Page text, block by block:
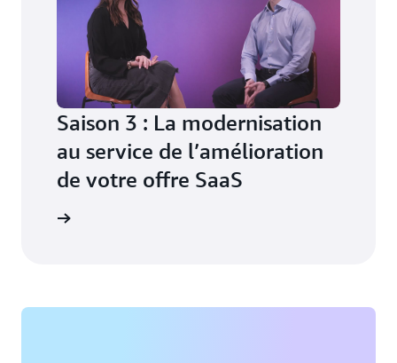
Saison 3 : La modernisation
au service de l’amélioration
de votre offre SaaS